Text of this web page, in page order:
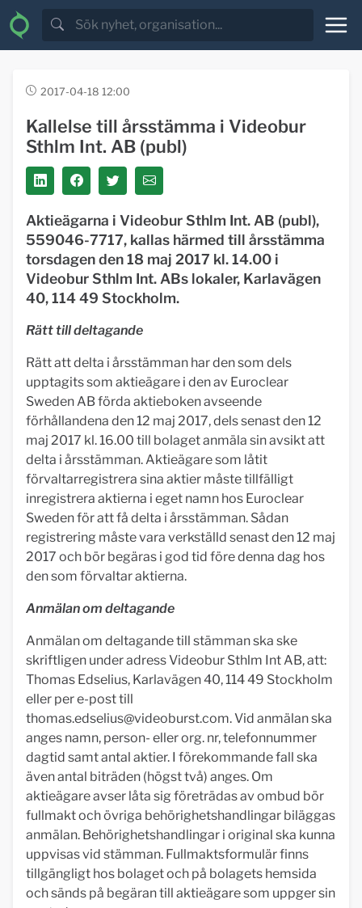
2017-04-18 12:00
Kallelse till årsstämma i Videobur
Sthlm Int. AB (publ)
Aktieägarna i Videobur Sthlm Int. AB (publ),
559046-7717, kallas härmed till årsstämma
torsdagen den 18 maj 2017 kl. 14.00 i
Videobur Sthlm Int. ABs lokaler, Karlavägen
40, 114 49 Stockholm.
Rätt till deltagande
Rätt att delta i årsstämman har den som dels
upptagits som aktieägare i den av Euroclear
Sweden AB förda aktieboken avseende
förhållandena den 12 maj 2017, dels senast den 12
maj 2017 kl. 16.00 till bolaget anmäla sin avsikt att
delta i årsstämman. Aktieägare som låtit
förvaltarregistrera sina aktier måste tillfälligt
inregistrera aktierna i eget namn hos Euroclear
Sweden för att få delta i årsstämman. Sådan
registrering måste vara verkställd senast den 12 maj
2017 och bör begäras i god tid före denna dag hos
den som förvaltar aktierna.
Anmälan om deltagande
Anmälan om deltagande till stämman ska ske
skriftligen under adress Videobur Sthlm Int AB, att:
Thomas Edselius, Karlavägen 40, 114 49 Stockholm
eller per e-post till
thomas.edselius@videoburst.com. Vid anmälan ska
anges namn, person- eller org. nr, telefonnummer
dagtid samt antal aktier. I förekommande fall ska
även antal biträden (högst två) anges. Om
aktieägare avser låta sig företrädas av ombud bör
fullmakt och övriga behörighetshandlingar biläggas
anmälan. Behörighetshandlingar i original ska kunna
uppvisas vid stämman. Fullmaktsformulär finns
tillgängligt hos bolaget och på bolagets hemsida
och sänds på begäran till aktieägare som uppger sin